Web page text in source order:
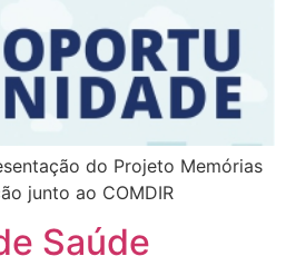
do Projeto Memórias
junto ao COMDIR
Saúde